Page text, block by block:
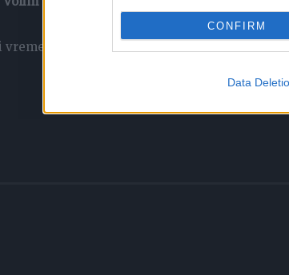
CONFIRM
Data
možeš da postaneš ružna,